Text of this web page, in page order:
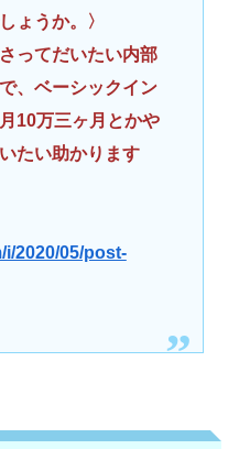
ょうか。〉
ってだいたい内部
、ベーシックイン
10万三ヶ月とかや
たい助かります
i/2020/05/post-